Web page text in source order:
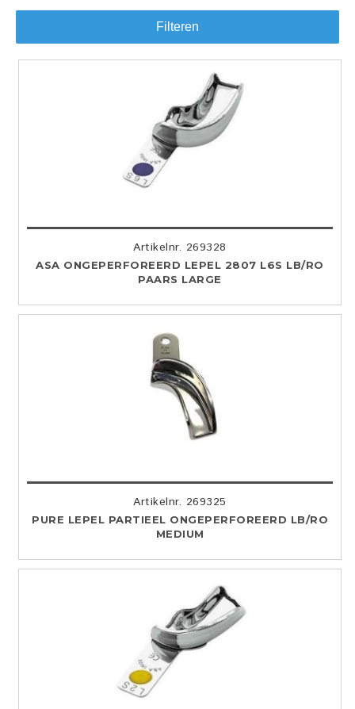
Filteren
Artikelnr. 269328
ASA ONGEPERFOREERD LEPEL 2807 L6S LB/RO
PAARS LARGE
Artikelnr. 269325
PURE LEPEL PARTIEEL ONGEPERFOREERD LB/RO
MEDIUM